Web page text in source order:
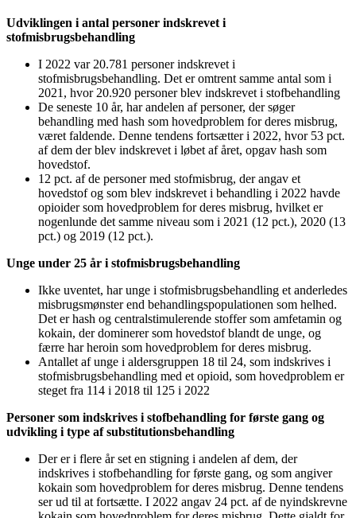
Udviklingen i antal personer indskrevet i
stofmisbrugsbehandling
I 2022 var 20.781 personer indskrevet i
stofmisbrugsbehandling. Det er omtrent samme antal som i
2021, hvor 20.920 personer blev indskrevet i stofbehandling
De seneste 10 år, har andelen af personer, der søger
behandling med hash som hovedproblem for deres misbrug,
været faldende. Denne tendens fortsætter i 2022, hvor 53 pct.
af dem der blev indskrevet i løbet af året, opgav hash som
hovedstof.
12 pct. af de personer med stofmisbrug, der angav et
hovedstof og som blev indskrevet i behandling i 2022 havde
opioider som hovedproblem for deres misbrug, hvilket er
nogenlunde det samme niveau som i 2021 (12 pct.), 2020 (13
pct.) og 2019 (12 pct.).
Unge under 25 år i stofmisbrugsbehandling
Ikke uventet, har unge i stofmisbrugsbehandling et anderledes
misbrugsmønster end behandlingspopulationen som helhed.
Det er hash og centralstimulerende stoffer som amfetamin og
kokain, der dominerer som hovedstof blandt de unge, og
færre har heroin som hovedproblem for deres misbrug.
Antallet af unge i aldersgruppen 18 til 24, som indskrives i
stofmisbrugsbehandling med et opioid, som hovedproblem er
steget fra 114 i 2018 til 125 i 2022
Personer som indskrives i stofbehandling for første gang og
udvikling i type af substitutionsbehandling
Der er i flere år set en stigning i andelen af dem, der
indskrives i stofbehandling for første gang, og som angiver
kokain som hovedproblem for deres misbrug. Denne tendens
ser ud til at fortsætte. I 2022 angav 24 pct. af de nyindskrevne